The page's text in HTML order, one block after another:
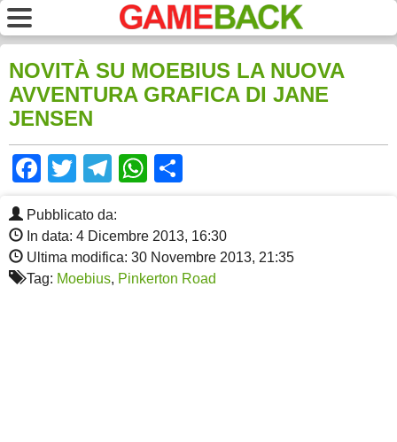
NOVITÀ SU MOEBIUS LA NUOVA
AVVENTURA GRAFICA DI JANE
JENSEN
Facebook
TwitterTelegram
WhatsApp
Pubblicato da:
In data: 4 Dicembre 2013, 16:30
Ultima modifica: 30 Novembre 2013, 21:35
Tag: Moebius, Pinkerton Road